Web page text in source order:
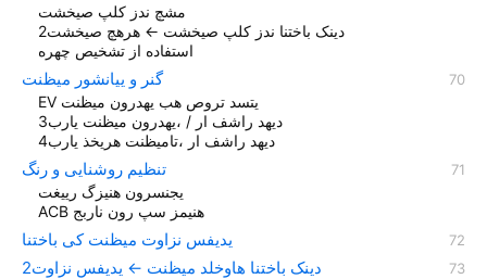
مشچ ندز کلپ صیخشت
دینک باختنا ندز کلپ صیخشت ← هرهچ صیخشت2
استفاده از تشخیص چهره
گنر و ییانشور میظنت
EV یتسد تروص هب یهدرون میظنت
دیهد راشف ار / ،یهدرون میظنت یارب3
دیهد راشف ار ،تامیظنت هریخذ یارب4
تنظیم روشنایی و رنگ
یجنسرون هنیزگ رییغت
ACB هنیمز سپ رون ناربج
یدیفس نزاوت میظنت کی باختنا
دینک باختنا هاوخلد میظنت ← یدیفس نزاوت2